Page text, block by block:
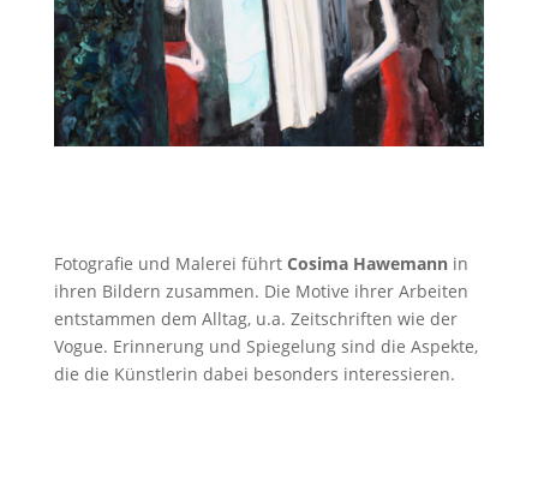
Fotografie und Malerei führt Cosima Hawemannin
ihren Bildern zusammen. Die Motive ihrer Arbeiten
entstammen dem Alltag, u.a. Zeitschriften wie der
Vogue. Erinnerung und Spiegelung sind die Aspekte,
die die Künstlerin dabei besonders interessieren.